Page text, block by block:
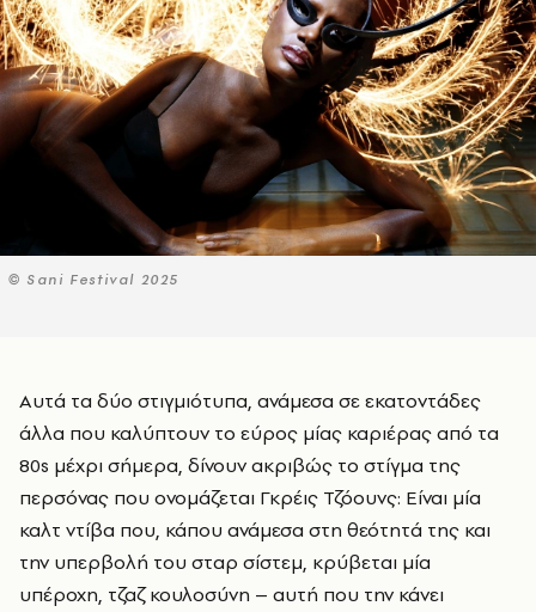
© Sani Festival 2025
Aυτά τα δύο στιγμιότυπα, ανάμεσα σε εκατοντάδες
άλλα που καλύπτουν το εύρος μίας καριέρας από τα
80s μέχρι σήμερα, δίνουν ακριβώς το στίγμα της
περσόνας που ονομάζεται Γκρέις Τζόουνς: Είναι μία
καλτ ντίβα που, κάπου ανάμεσα στη θεότητά της και
την υπερβολή του σταρ σίστεμ, κρύβεται μία
υπέροχη, τζαζ κουλοσύνη – αυτή που την κάνει